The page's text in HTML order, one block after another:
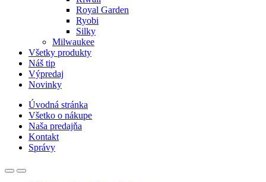
Royal Garden
Ryobi
Silky
Milwaukee
Všetky produkty
Náš tip
Výpredaj
Novinky
Úvodná stránka
Všetko o nákupe
Naša predajňa
Kontakt
Správy